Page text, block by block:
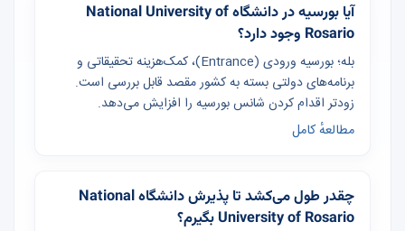
آیا بورسیه در دانشگاه National University of
Rosario وجود دارد؟
بله؛ بورسیه ورودی (Entrance)، کمک‌هزینه تحقیقاتی و
برنامه‌های دولتی بسته به کشور مقصد قابل بررسی است.
زودتر اقدام کردن شانس بورسیه را افزایش می‌دهد.
مطالعهٔ کامل
چقدر طول می‌کشد تا پذیرش دانشگاه National
University of Rosario بگیرم؟